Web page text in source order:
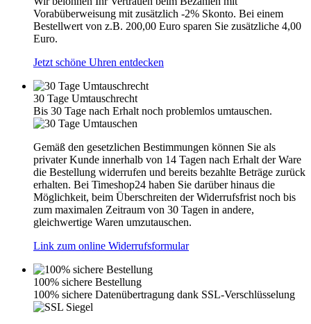
Vorabüberweisung mit zusätzlich -2% Skonto. Bei einem
Bestellwert von z.B. 200,00 Euro sparen Sie zusätzliche 4,00
Euro.
Jetzt schöne Uhren entdecken
30 Tage Umtauschrecht
Bis 30 Tage nach Erhalt noch problemlos umtauschen.
Gemäß den gesetzlichen Bestimmungen können Sie als
privater Kunde innerhalb von 14 Tagen nach Erhalt der Ware
die Bestellung widerrufen und bereits bezahlte Beträge zurück
erhalten. Bei Timeshop24 haben Sie darüber hinaus die
Möglichkeit, beim Überschreiten der Widerrufsfrist noch bis
zum maximalen Zeitraum von 30 Tagen in andere,
gleichwertige Waren umzutauschen.
Link zum online Widerrufsformular
100% sichere Bestellung
100% sichere Datenübertragung dank SSL-Verschlüsselung